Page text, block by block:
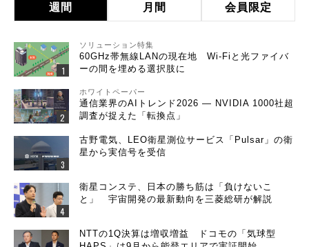
週間 月間 会員限定
ソリューション特集
60GHz帯無線LANの現在地 Wi-Fiと光ファイバ
ーの間を埋める選択肢に
ホワイトペーパー
通信業界のAIトレンド2026 ― NVIDIA 1000社超
調査が捉えた「転換点」
古野電気、LEO衛星測位サービス「Pulsar」の衛
星から実信号を受信
衛星コンステ、日本の勝ち筋は「負けないこ
と」 宇宙開発の最新動向を三菱総研が解説
NTTの1Q決算は増収増益 ドコモの「気球型